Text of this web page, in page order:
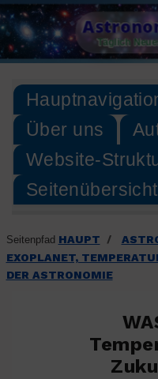
Skip
to
content
Täglich
Über uns
Website-
Seitenübersicht
Seitenpfad HAUPT /
EXOPLANET,
DER ASTRONOMIE